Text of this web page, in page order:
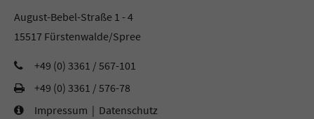
August-Bebel-Straße 1 - 4
15517 Fürstenwalde/Spree
+49 (0) 3361 / 567-101
+49 (0) 3361 / 576-78
Impressum | Datenschutz